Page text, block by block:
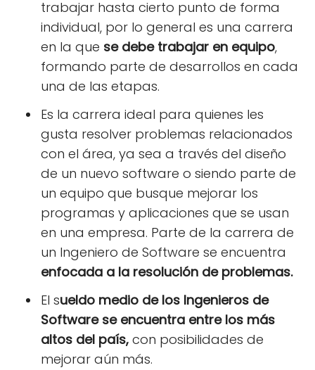
trabajar hasta cierto punto de forma
individual, por lo general es una carrera
en la que se debe trabajar en equipo,
formando parte de desarrollos en cada
una de las etapas.
Es la carrera ideal para quienes les
gusta resolver problemas relacionados
con el área, ya sea a través del diseño
de un nuevo software o siendo parte de
un equipo que busque mejorar los
programas y aplicaciones que se usan
en una empresa. Parte de la carrera de
un Ingeniero de Software se encuentra
enfocada a la resolución de problemas.
El sueldo medio de los Ingenieros de
Software se encuentra entre los más
altos del país, con posibilidades de
mejorar aún más.